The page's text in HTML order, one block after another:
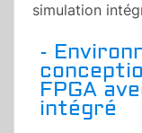
simulation
-
FPGA
intégré